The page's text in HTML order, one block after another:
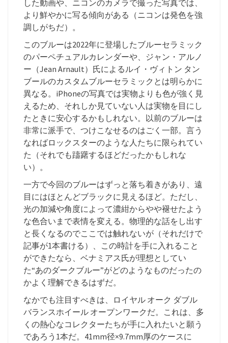
した動画や、ニコンのカメラで撮った写真では、
より鮮やかに写る傾向がある（ニコンは発色を強
調しがちだ）。
このブルーは2022年に登場したブルーセラミック
のパーペチュアルカレンダーや、ジャン・アルノ
ー（Jean Arnault）氏によるルイ・ヴィトン タン
ブールのカスタムブルーセラミックとは明らかに
異なる。iPhoneの写真では実物よりも色が強く見
えるため、それしか見ていない人は実物を目にし
たときに安心するかもしれない。以前のブルーは
非常に派手で、つけこなせるのはごく一部。言う
なればロックスターのような人たちに限られてい
た（それでも躊躇するほどだったかもしれな
い）。
一方で今回のブルーはずっと落ち着きがあり、遠
目にはほとんどブラックに見えるほど。ただし、
光の加減や角度によって濃紺からやや褪せたよう
な色合いまで表情を変える。物理的な話をし出す
と長くなるのでここでは触れないが（それだけで
記事が1本書ける）、この時計を手に入れること
ができたなら、ベナミアス氏が理想としてい
た“あのダークブルー”がどのようなものだったの
かよく理解できるはずだ。
なかでも注目すべきは、ロイヤル オーク ダブル
バランスホイール オープンワークだ。これは、多
くの熱心なコレクターたちが手に入れたいと願う
であろう1本だ。41mm径×9.7mm厚のケースに